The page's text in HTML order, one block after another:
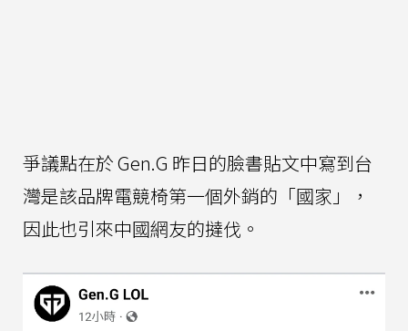
爭議點在於 Gen.G 昨日的臉書貼文中寫到台
灣是該品牌電競椅第一個外銷的「國家」，
因此也引來中國網友的撻伐。